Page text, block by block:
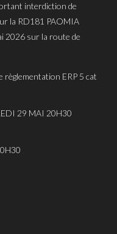
interdiction de
la RD181 PAOMIA
2026 sur la route de
règlementation ERP 5 cat
29 MAI 20H30